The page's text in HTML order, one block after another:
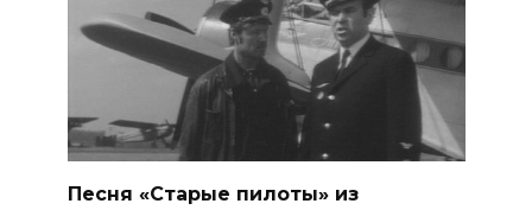
Песня «Старые пилоты» из